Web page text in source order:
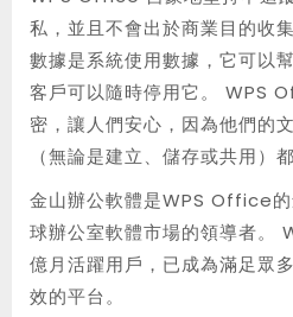
私，並且不會出於商業目的收
數據是系統使用數據，它可以
客戶可以隨時停用它。 WPS
密，讓人們安心，因為他們的
（無論是建立、儲存或共用）
金山辦公軟體是WPS Office
球辦公室軟體市場的領導者。
億月活躍用戶，已成為滿足眾
效的平台。